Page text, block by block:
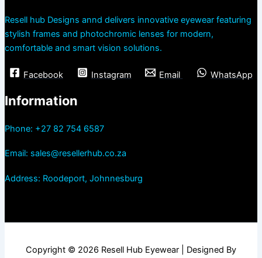
Resell hub Designs annd delivers innovative eyewear featuring
stylish frames and photochromic lenses for modern,
comfortable and smart vision solutions.
Facebook Instagram Email WhatsApp
Information
Phone: +27 82 754 6587
Email: sales@resellerhub.co.za
Address: Roodeport, Johnnesburg
Copyright © 2026 Resell Hub Eyewear | Designed By